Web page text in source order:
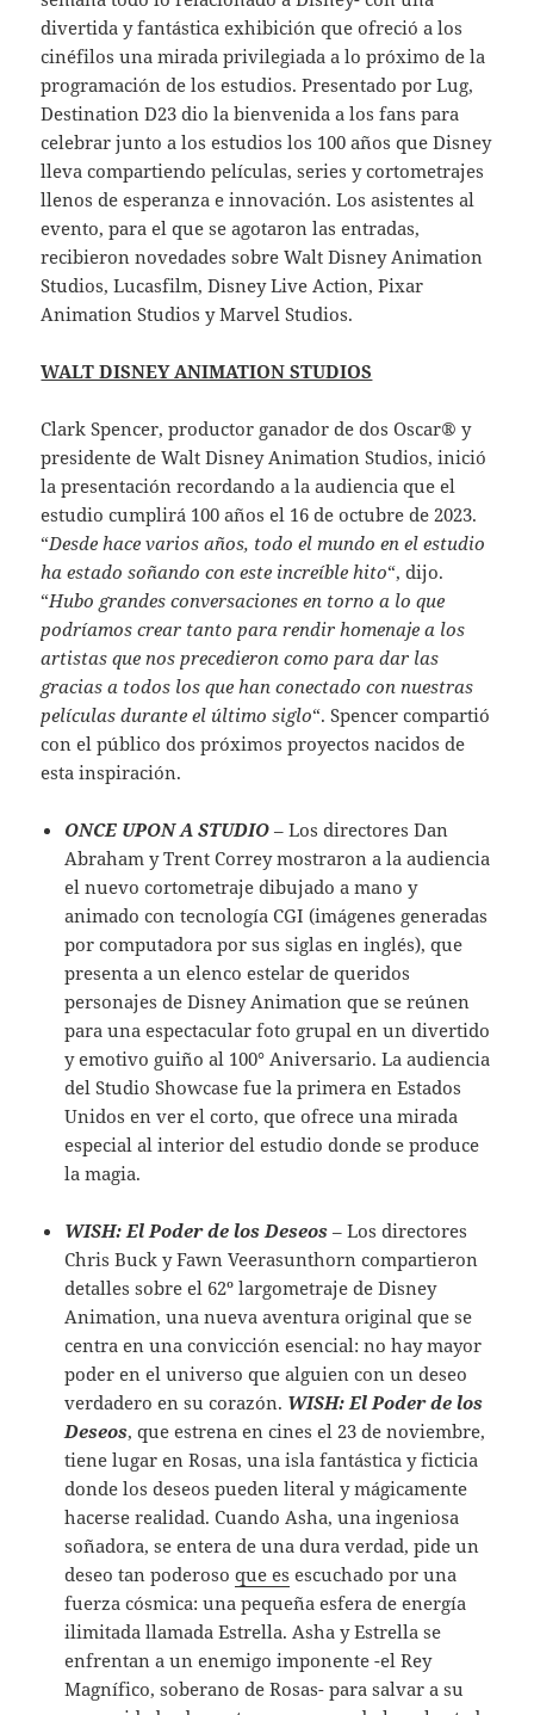
divertida y fantástica exhibición que ofreció a los
cinéfilos una mirada privilegiada a lo próximo de la
programación de los estudios. Presentado por Lug,
Destination D23 dio la bienvenida a los fans para
celebrar junto a los estudios los 100 años que Disney
lleva compartiendo películas, series y cortometrajes
llenos de esperanza e innovación. Los asistentes al
evento, para el que se agotaron las entradas,
recibieron novedades sobre Walt Disney Animation
Studios, Lucasfilm, Disney Live Action, Pixar
Animation Studios y Marvel Studios.
WALT DISNEY ANIMATION STUDIOS
Clark Spencer, productor ganador de dos Oscar® y
presidente de Walt Disney Animation Studios, inició
la presentación recordando a la audiencia que el
estudio cumplirá 100 años el 16 de octubre de 2023.
“Desde hace varios años, todo el mundo en el estudio
ha estado soñando con este increíble hito“, dijo.
“Hubo grandes conversaciones en torno a lo que
podríamos crear tanto para rendir homenaje a los
artistas que nos precedieron como para dar las
gracias a todos los que han conectado con nuestras
películas durante el último siglo“. Spencer compartió
con el público dos próximos proyectos nacidos de
esta inspiración.
ONCE UPON A STUDIO – Los directores Dan
Abraham y Trent Correy mostraron a la audiencia
el nuevo cortometraje dibujado a mano y
animado con tecnología CGI (imágenes generadas
por computadora por sus siglas en inglés), que
presenta a un elenco estelar de queridos
personajes de Disney Animation que se reúnen
para una espectacular foto grupal en un divertido
y emotivo guiño al 100° Aniversario. La audiencia
del Studio Showcase fue la primera en Estados
Unidos en ver el corto, que ofrece una mirada
especial al interior del estudio donde se produce
la magia.
WISH: El Poder de los Deseos– Los directores
Chris Buck y Fawn Veerasunthorn compartieron
detalles sobre el 62º largometraje de Disney
Animation, una nueva aventura original que se
centra en una convicción esencial: no hay mayor
poder en el universo que alguien con un deseo
verdadero en su corazón. WISH: El Poder de los
Deseos, que estrena en cines el 23 de noviembre,
tiene lugar en Rosas, una isla fantástica y ficticia
donde los deseos pueden literal y mágicamente
hacerse realidad. Cuando Asha, una ingeniosa
soñadora, se entera de una dura verdad, pide un
deseo tan poderosoque es escuchado por una
fuerza cósmica: una pequeña esfera de energía
ilimitada llamada Estrella. Asha y Estrella se
enfrentan a un enemigo imponente -el Rey
Magnífico, soberano de Rosas- para salvar a su